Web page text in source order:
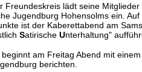
Freundeskreis lädt seine
Jugendburg Hohensolms ein.
ist der Kaberettabend am
Satirische Unterhaltung"
am Freitag Abend mit einem
berichten.